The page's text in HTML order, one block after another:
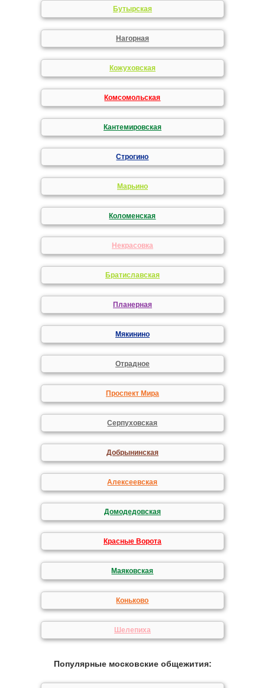
Бутырская
Нагорная
Кожуховская
Комсомольская
Кантемировская
Строгино
Марьино
Коломенская
Некрасовка
Братиславская
Планерная
Мякинино
Отрадное
Проспект Мира
Серпуховская
Добрынинская
Алексеевская
Домодедовская
Красные Ворота
Маяковская
Коньково
Шелепиха
Популярные московские общежития: